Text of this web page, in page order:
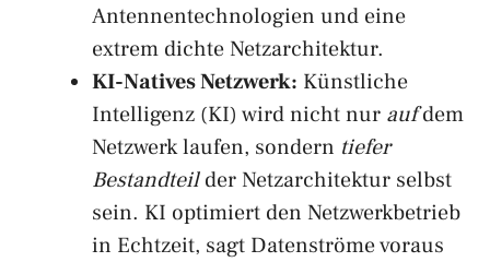
Antennentechnologien und eine
extrem dichte Netzarchitektur.
KI-Natives Netzwerk: Künstliche
Intelligenz (KI) wird nicht nur aufdem
Netzwerk laufen, sondern tiefer
Bestandteilder Netzarchitektur selbst
sein. KI optimiert den Netzwerkbetrieb
in Echtzeit, sagt Datenströme voraus